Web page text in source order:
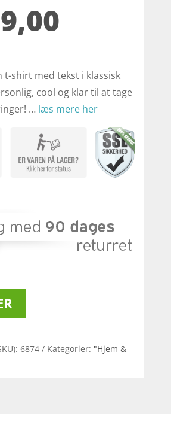
t-shirt med tekst i klassisk
cool og klar til at tage
… læs mere her
6874 Kategorier: "Hjem &